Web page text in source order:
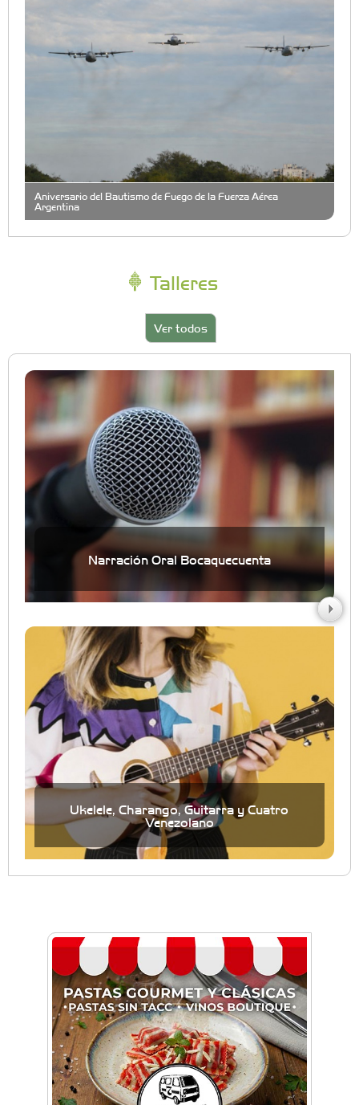
Aniversario del Bautismo de Fuego de la Fuerza Aérea
Argentina
Talleres
Ver todos
Narración Oral Bocaquecuenta
Ukelele, Charango, Guitarra y Cuatro
Venezolano